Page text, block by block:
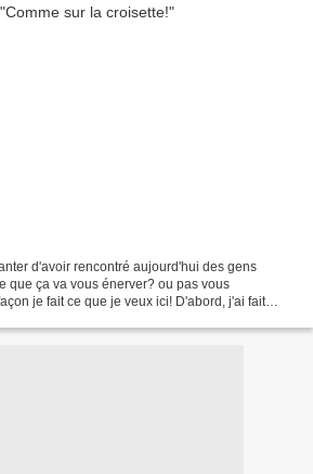
d'avoir rencontré aujourd'hui des gens
que ça va vous énerver? ou pas vous
je fait ce que je veux ici! D'abord, j'ai fait